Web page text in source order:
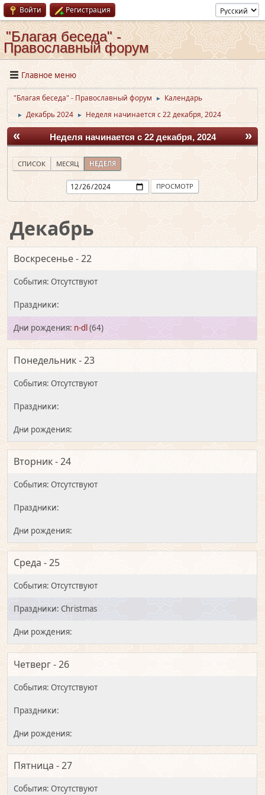
Войти Регистрация
"Благая беседа" -
Православный форум
Главное меню
"Благая беседа" - Православный форум ► Календарь
► Декабрь 2024 ► Неделя начинается с 22 декабря, 2024
« »
Неделя начинается с 22 декабря, 2024
СПИСОК МЕСЯЦ НЕДЕЛЯ
Декабрь
Воскресенье - 22
n-dl (64)
Понедельник - 23
Вторник - 24
Среда - 25
Christmas
Четверг - 26
Пятница - 27